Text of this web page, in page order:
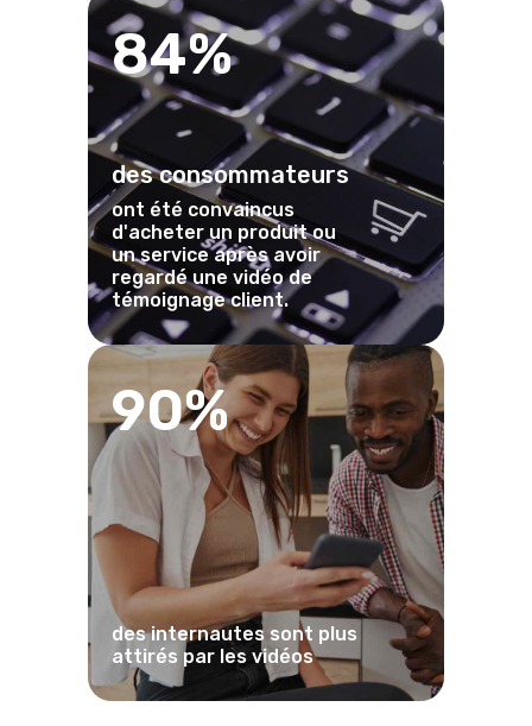
84%
des consommateurs
ont été convaincus
d'acheter un produit ou
un service après avoir
regardé une vidéo de
témoignage client.
90%
des internautes sont plus
attirés par les vidéos